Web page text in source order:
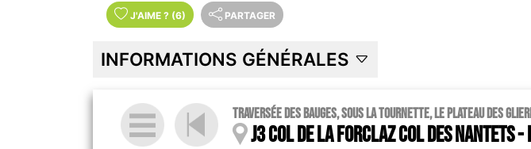
J'AIME ? (6) PARTAGER
INFORMATIONS GÉNÉRALES
Traversée des Bauges, sous la tournette, le plateau des
J3 col de la forclaz col des nantets